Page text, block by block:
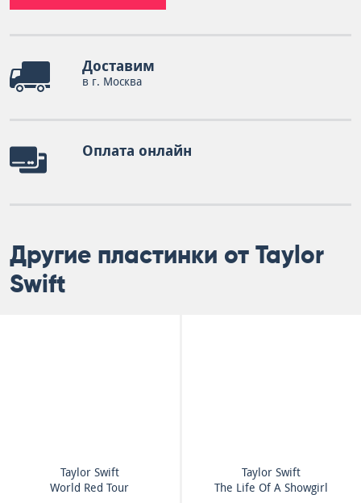
Доставим
в г. Москва
Оплата онлайн
Другие пластинки от Taylor
Swift
Taylor Swift
World Red Tour
Taylor Swift
The Life Of A Showgirl